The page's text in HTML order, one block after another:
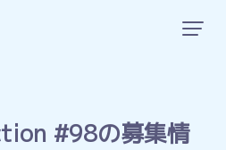
#98の募集情